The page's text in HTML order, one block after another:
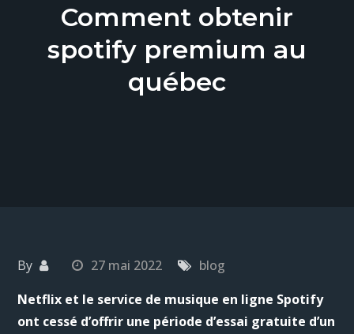
Comment obtenir
spotify premium au
québec
By 27 mai 2022
blog
Netflix et le service de musique en ligne Spotify
ont cessé d’offrir une période d’essai gratuite d’un